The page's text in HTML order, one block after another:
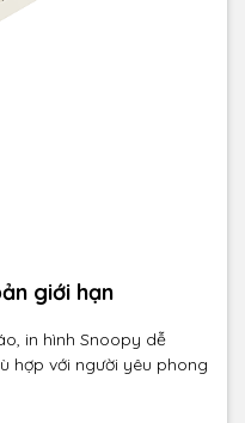
giới hạn
in hình Snoopy dễ
hợp với người yêu phong